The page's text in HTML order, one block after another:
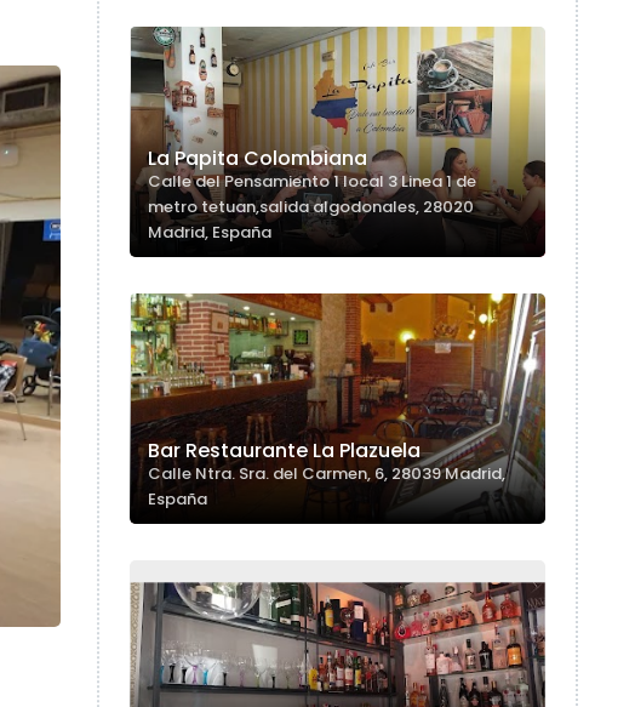
La Papita Colombiana
Calle del Pensamiento 1 local 3 Linea 1 de
metro tetuan,salida algodonales, 28020
Madrid, España
Bar Restaurante La Plazuela
Calle Ntra. Sra. del Carmen, 6, 28039 Madrid,
España